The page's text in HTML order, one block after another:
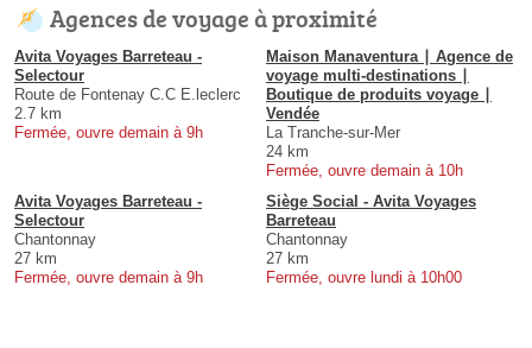
Agences de voyage à proximité
Avita Voyages Barreteau -
Selectour
Route de Fontenay C.C E.leclerc
2.7 km
Fermée, ouvre demain à 9h
Maison Manaventura ∣ Agence de
voyage multi-destinations ∣
Boutique de produits voyage ∣
Vendée
La Tranche-sur-Mer
24 km
Fermée, ouvre demain à 10h
Avita Voyages Barreteau -
Selectour
Chantonnay
27 km
Fermée, ouvre demain à 9h
Siège Social - Avita Voyages
Barreteau
Chantonnay
27 km
Fermée, ouvre lundi à 10h00